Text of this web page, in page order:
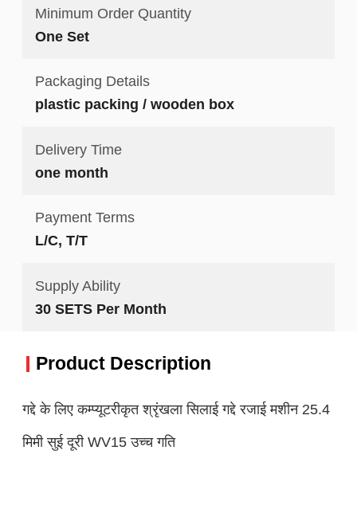
Minimum Order Quantity
One Set
Packaging Details
plastic packing / wooden box
Delivery Time
one month
Payment Terms
L/C, T/T
Supply Ability
30 SETS Per Month
Product Description
गद्दे के लिए कम्प्यूटरीकृत श्रृंखला सिलाई गद्दे रजाई मशीन 25.4
मिमी सुई दूरी WV15 उच्च गति